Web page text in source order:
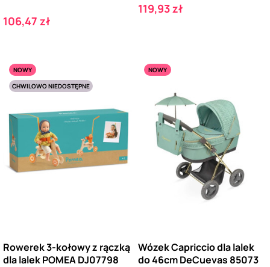
Cena
106,47 zł
Cena
119,93 zł
NOWY
CHWILOWO NIEDOSTĘPNE
Rowerek 3-kołowy z rączką
dla lalek POMEA DJ07798
NOWY
Wózek Capriccio dla lalek
do 46cm DeCuevas 85073